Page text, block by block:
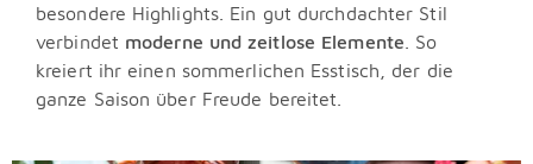
besondere Highlights. Ein gut durchdachter Stil
verbindet moderne und zeitlose Elemente . So
kreiert ihr einen sommerlichen Esstisch, der die
ganze Saison über Freude bereitet.